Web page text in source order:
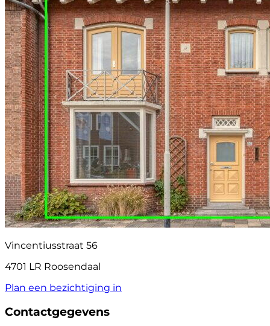
Vincentiusstraat 56
4701 LR Roosendaal
Plan een bezichtiging in
Contactgegevens